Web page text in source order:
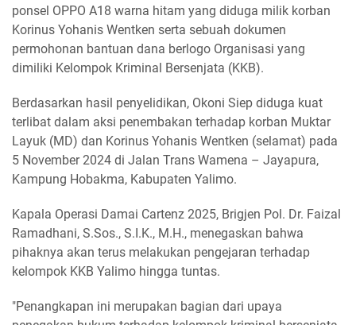
ponsel OPPO A18 warna hitam yang diduga milik korban
Korinus Yohanis Wentken serta sebuah dokumen
permohonan bantuan dana berlogo Organisasi yang
dimiliki Kelompok Kriminal Bersenjata (KKB).
Berdasarkan hasil penyelidikan, Okoni Siep diduga kuat
terlibat dalam aksi penembakan terhadap korban Muktar
Layuk (MD) dan Korinus Yohanis Wentken (selamat) pada
5 November 2024 di Jalan Trans Wamena – Jayapura,
Kampung Hobakma, Kabupaten Yalimo.
Kapala Operasi Damai Cartenz 2025, Brigjen Pol. Dr. Faizal
Ramadhani, S.Sos., S.I.K., M.H., menegaskan bahwa
pihaknya akan terus melakukan pengejaran terhadap
kelompok KKB Yalimo hingga tuntas.
"Penangkapan ini merupakan bagian dari upaya